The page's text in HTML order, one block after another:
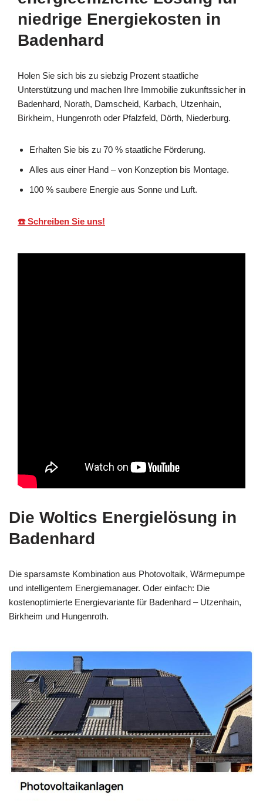
niedrige Energiekosten in
Badenhard
Holen Sie sich bis zu siebzig Prozent staatliche
Unterstützung und machen Ihre Immobilie zukunftssicher in
Badenhard, Norath, Damscheid, Karbach, Utzenhain,
Birkheim, Hungenroth oder Pfalzfeld, Dörth, Niederburg.
Erhalten Sie bis zu 70 % staatliche Förderung.
Alles aus einer Hand – von Konzeption bis Montage.
100 % saubere Energie aus Sonne und Luft.
☎️ Schreiben Sie uns!
Die Woltics Energielösung in
Badenhard
Die sparsamste Kombination aus Photovoltaik, Wärmepumpe
und intelligentem Energiemanager. Oder einfach: Die
kostenoptimierte Energievariante für Badenhard – Utzenhain,
Birkheim und Hungenroth.